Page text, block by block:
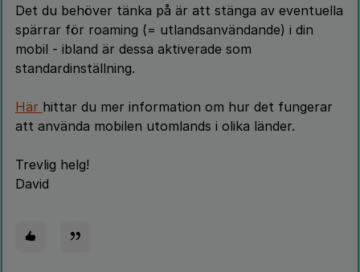
Det du behöver tänka på är att stänga av eventuella
spärrar för roaming (= utlandsanvändande) i din
mobil - ibland är dessa aktiverade som
standardinställning.
Här hittar du mer information om hur det fungerar
att använda mobilen utomlands i olika länder.
Trevlig helg!
David